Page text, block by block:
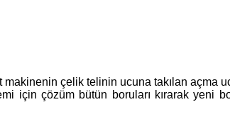
çelik telinin ucuna takılan açma
için çözüm bütün boruları kırarak yeni